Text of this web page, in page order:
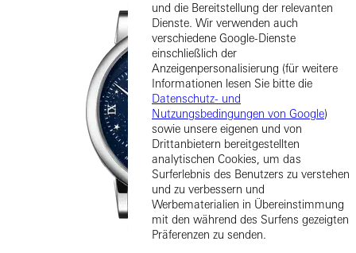
und die Bereitstellung der relevanten
Dienste. Wir verwenden auch
verschiedene Google-Dienste
einschließlich der
Anzeigenpersonalisierung (für weitere
Informationen lesen Sie bitte die
Datenschutz- und
Nutzungsbedingungen von Google)
sowie unsere eigenen und von
Drittanbietern bereitgestellten
analytischen Cookies, um das
Surferlebnis des Benutzers zu verstehen
und zu verbessern und
Werbematerialien in Übereinstimmung
mit den während des Surfens gezeigten
Präferenzen zu senden.